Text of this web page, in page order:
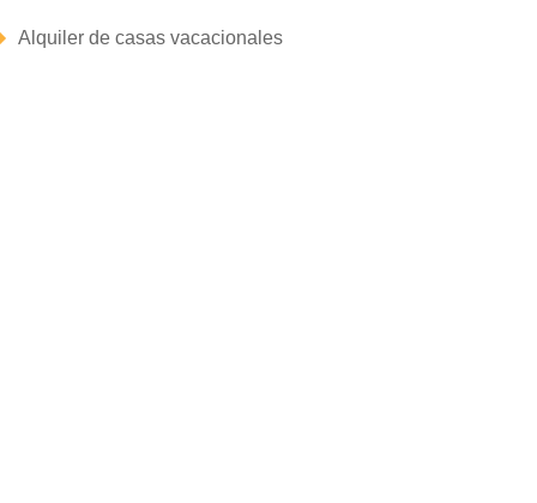
Alquiler de casas vacacionales